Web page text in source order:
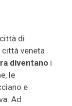
di
città veneta
diventano i
le
e
Ad